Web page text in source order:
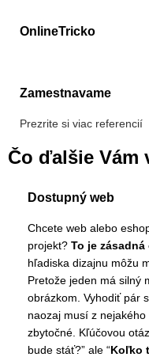
OnlineTricko
Zamestnavame
Prezrite si viac referencií
Čo ďalšie Vám
Dostupný web
Chcete web alebo
projekt? To je zásadná
hľadiska dizajnu môžu
Pretože jeden má silný
obrázkom. Vyhodiť pár
naozaj musí z
zbytočné. Kľúčovou
bude stáť?” ale “Koľko